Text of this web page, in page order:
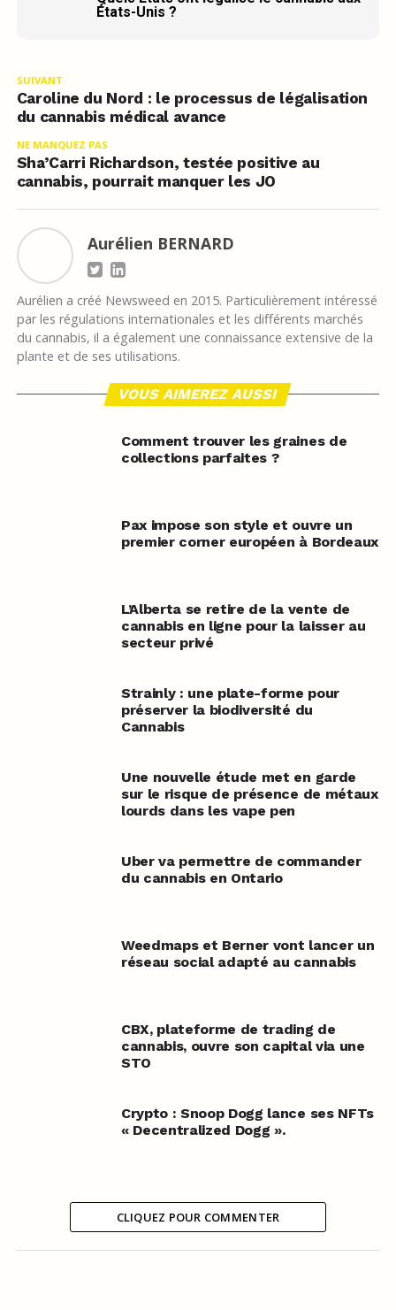
États-Unis ?
SUIVANT
Caroline du Nord : le processus de légalisation
du cannabis médical avance
NE MANQUEZ PAS
Sha’Carri Richardson, testée positive au
cannabis, pourrait manquer les JO
Aurélien BERNARD
Aurélien a créé Newsweed en 2015. Particulièrement intéressé
par les régulations internationales et les différents marchés
du cannabis, il a également une connaissance extensive de la
plante et de ses utilisations.
VOUS AIMEREZ AUSSI
Comment trouver les graines de
collections parfaites ?
Pax impose son style et ouvre un
premier corner européen à Bordeaux
L’Alberta se retire de la vente de
cannabis en ligne pour la laisser au
secteur privé
Strainly : une plate-forme pour
préserver la biodiversité du
Cannabis
Une nouvelle étude met en garde
sur le risque de présence de métaux
lourds dans les vape pen
Uber va permettre de commander
du cannabis en Ontario
Weedmaps et Berner vont lancer un
réseau social adapté au cannabis
CBX, plateforme de trading de
cannabis, ouvre son capital via une
STO
Crypto : Snoop Dogg lance ses NFTs
« Decentralized Dogg ».
CLIQUEZ POUR COMMENTER